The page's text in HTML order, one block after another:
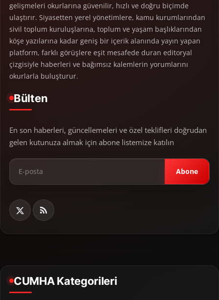
gelişmeleri okurlarına güvenilir, hızlı ve doğru biçimde
ulaştırır. Siyasetten yerel yönetimlere, kamu kurumlarından
sivil toplum kuruluşlarına, toplum ve yaşam başlıklarından
köşe yazılarına kadar geniş bir içerik alanında yayın yapan
platform, farklı görüşlere eşit mesafede duran editoryal
çizgisiyle haberleri ve bağımsız kalemlerin yorumlarını
okurlarla buluşturur.
Bülten
En son haberleri, güncellemeleri ve özel teklifleri doğrudan
gelen kutunuza almak için abone listemize katılın
Abone
CUMHA Kategorileri